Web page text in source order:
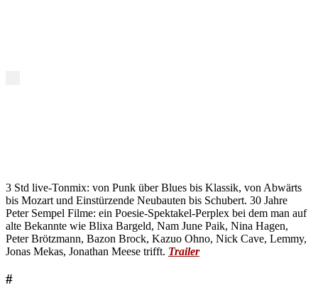
3 Std live-Tonmix: von Punk über Blues bis Klassik, von Abwärts
bis Mozart und Einstürzende Neubauten bis Schubert. 30 Jahre
Peter Sempel Filme: ein Poesie-Spektakel-Perplex bei dem man auf
alte Bekannte wie Blixa Bargeld, Nam June Paik, Nina Hagen,
Peter Brötzmann, Bazon Brock, Kazuo Ohno, Nick Cave, Lemmy,
Jonas Mekas, Jonathan Meese trifft. Trailer
#